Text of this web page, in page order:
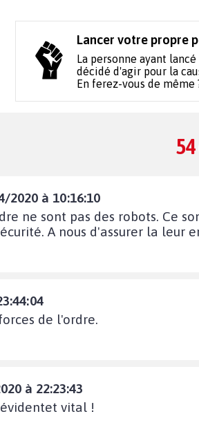
Lancer votre propre
La personne ayant
décidé d'agir pour la
En ferez-vous de même
54
2020 à 10:16:10
ne sont pas des robots. Ce
A nous d'assurer la leur
de l'ordre.
à 22:23:43
vital !